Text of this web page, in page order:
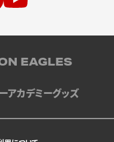
EAGLES
アカデミーグッズ